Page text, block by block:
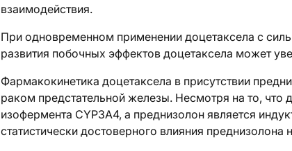
взаимодействия.
При одновременном применении доцетаксела с
развития побочных эффектов доцетаксела может
Фармакокинетика доцетаксела в присутствии
раком предстательной железы. Несмотря на то,
изофермента CYP3A4, а преднизолон является
статистически достоверного влияния